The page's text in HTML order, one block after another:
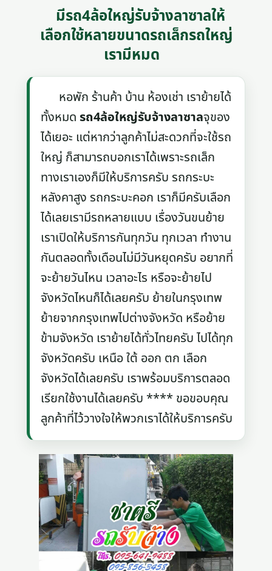
มีรถ4ล้อใหญ่รับจ้างลาซาลให้
เลือกใช้หลายขนาดรถเล็กรถใหญ่
เรามีหมด
หอพัก ร้านค้า บ้าน ห้องเช่า เราย้ายได้
ทั้งหมดรถ4ล้อใหญ่รับจ้างลาซาลจุของ
ได้เยอะ แต่หากว่าลูกค้าไม่สะดวกที่จะใช้รถ
ใหญ่ ก็สามารถบอกเราได้เพราะรถเล็ก
ทางเราเองก็มีให้บริการครับ รถกระบะ
หลังคาสูง รถกระบะคอก เราก็มีครับเลือก
ได้เลยเรามีรถหลายแบบ เรื่องวันขนย้าย
เราเปิดให้บริการกันทุกวัน ทุกเวลา ทำงาน
กันตลอดทั้งเดือนไม่มีวันหยุดครับ อยากที่
จะย้ายวันไหน เวลาอะไร หรือจะย้ายไป
จังหวัดไหนก็ได้เลยครับ ย้ายในกรุงเทพ
ย้ายจากกรุงเทพไปต่างจังหวัด หรือย้าย
ข้ามจังหวัด เราย้ายได้ทั่วไทยครับ ไปได้ทุก
จังหวัดครับ เหนือ ใต้ ออก ตก เลือก
จังหวัดได้เลยครับ เราพร้อมบริการตลอด
เรียกใช้งานได้เลยครับ **** ขอขอบคุณ
ลูกค้าที่ไว้วางใจให้พวกเราได้ให้บริการครับ